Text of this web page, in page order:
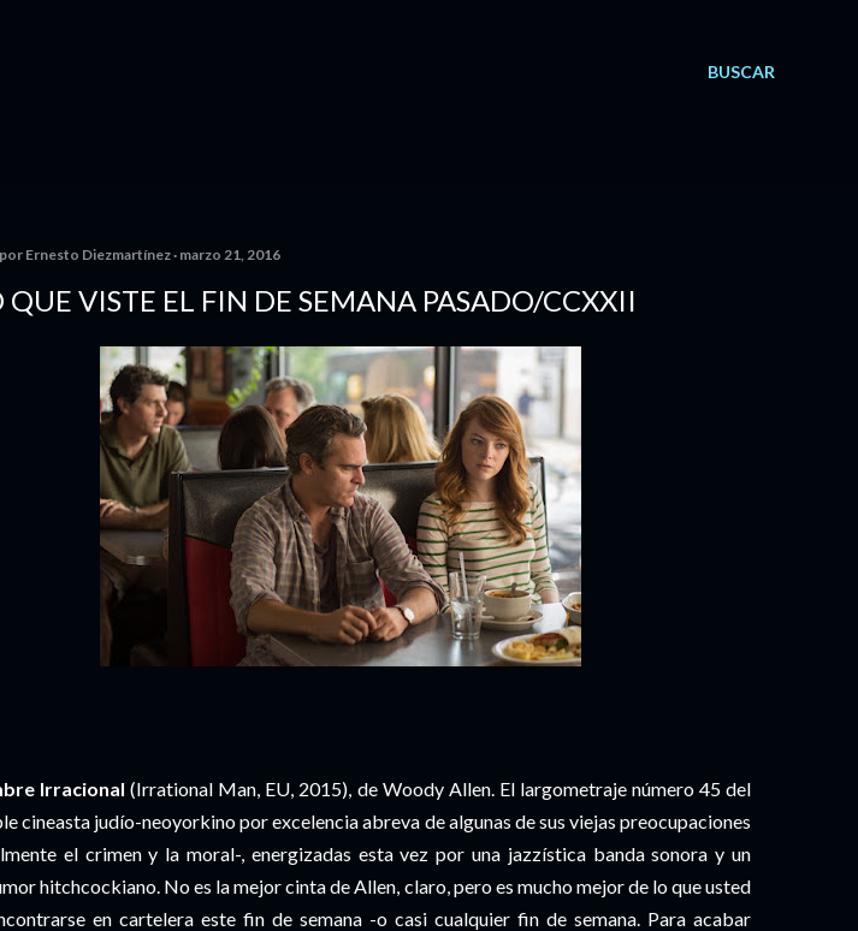
BUSCAR
Ernesto Diezmartínez marzo 21, 2016
QUE VISTE EL FIN DE SEMANA PASADO/CCXXII
Irracional (Irrational Man, EU, 2015), de Woody Allen. El largometraje número 45 del
cineasta judío-neoyorkino por excelencia abreva de algunas de sus viejas preocupaciones
el crimen y la moral-, energizadas esta vez por una jazzística banda sonora y un
hitchcockiano. No es la mejor cinta de Allen, claro, pero es mucho mejor de lo que usted
en cartelera este fin de semana -o casi cualquier fin de semana. Para acabar